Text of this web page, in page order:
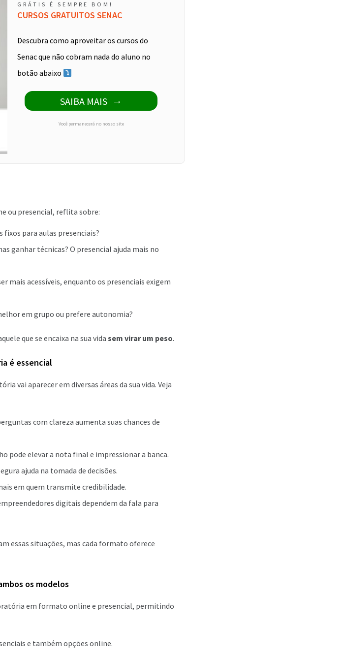
GRÁTIS É SEMPRE BOM!
CURSOS GRATUITOS SENAC
Descubra como aproveitar os cursos do
Senac que não cobram nada do aluno no
botão abaixo
SAIBA MAIS
Você permanecerá no nosso site
ou presencial, reflita sobre:
fixos para aulas presenciais?
ganhar técnicas? O presencial ajuda mais no
mais acessíveis, enquanto os presenciais exigem
em grupo ou prefere autonomia?
que se encaixa na sua vida sem virar um peso.
é essencial
vai aparecer em diversas áreas da sua vida. Veja
com clareza aumenta suas chances de
pode elevar a nota final e impressionar a banca.
ajuda na tomada de decisões.
em quem transmite credibilidade.
digitais dependem da fala para
essas situações, mas cada formato oferece
os modelos
em formato online e presencial, permitindo
e também opções online.